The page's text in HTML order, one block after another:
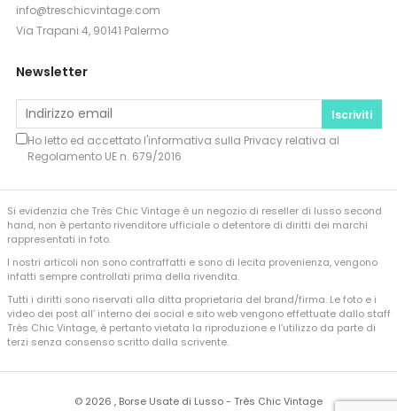
info@treschicvintage.com
Via Trapani 4, 90141 Palermo
Newsletter
Iscriviti
Ho letto ed accettato l'informativa sulla Privacyrelativa al
Regolamento UE n. 679/2016
Si evidenzia che Très Chic Vintage è un negozio di reseller di lusso second
hand, non è pertanto rivenditore ufficiale o detentore di diritti dei marchi
rappresentati in foto.
I nostri articoli non sono contraffatti e sono di lecita provenienza, vengono
infatti sempre controllati prima della rivendita.
Tutti i diritti sono riservati alla ditta proprietaria del brand/firma. Le foto e i
video dei post all’ interno dei social e sito web vengono effettuate dallo staff
Très Chic Vintage, è pertanto vietata la riproduzione e l’utilizzo da parte di
terzi senza consenso scritto dalla scrivente.
© 2026 , Borse Usate di Lusso - Très Chic Vintage